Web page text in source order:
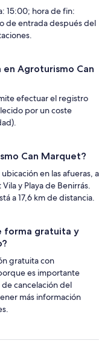
15:00; hora de fin:
de entrada después del
en Agroturismo Can
efectuar el registro
por un coste
Can Marquet?
en las afueras, a
y Playa de Benirrás.
a 17,6 km de distancia.
forma gratuita y
gratuita con
es importante
cancelación del
más información